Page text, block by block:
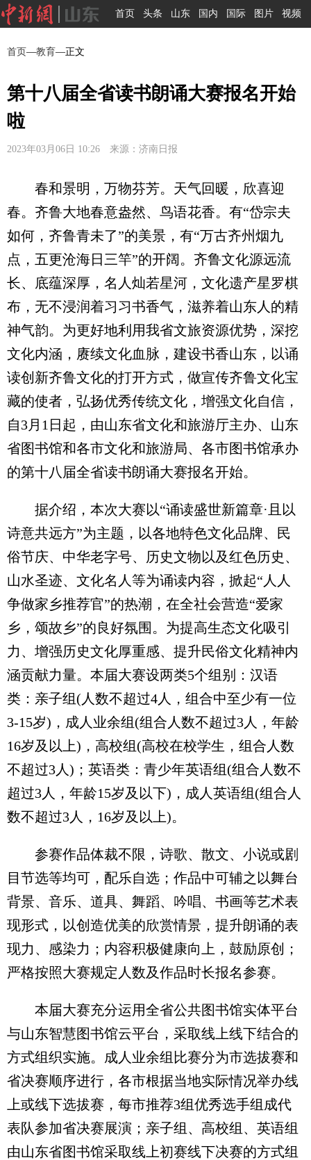
首页 头条 山东 国内 国际 图片 视频
首页—教育—正文
第十八届全省读书朗诵大赛报名开始
啦
2023年03月06日 10:26 来源：济南日报
春和景明，万物芬芳。天气回暖，欣喜迎
春。齐鲁大地春意盎然、鸟语花香。有“岱宗夫
如何，齐鲁青未了”的美景，有“万古齐州烟九
点，五更沧海日三竿”的开阔。齐鲁文化源远流
长、底蕴深厚，名人灿若星河，文化遗产星罗棋
布，无不浸润着习习书香气，滋养着山东人的精
神气韵。为更好地利用我省文旅资源优势，深挖
文化内涵，赓续文化血脉，建设书香山东，以诵
读创新齐鲁文化的打开方式，做宣传齐鲁文化宝
藏的使者，弘扬优秀传统文化，增强文化自信，
自3月1日起，由山东省文化和旅游厅主办、山东
省图书馆和各市文化和旅游局、各市图书馆承办
的第十八届全省读书朗诵大赛报名开始。
据介绍，本次大赛以“诵读盛世新篇章·且以
诗意共远方”为主题，以各地特色文化品牌、民
俗节庆、中华老字号、历史文物以及红色历史、
山水圣迹、文化名人等为诵读内容，掀起“人人
争做家乡推荐官”的热潮，在全社会营造“爱家
乡，颂故乡”的良好氛围。为提高生态文化吸引
力、增强历史文化厚重感、提升民俗文化精神内
涵贡献力量。本届大赛设两类5个组别：汉语
类：亲子组(人数不超过4人，组合中至少有一位
3-15岁)，成人业余组(组合人数不超过3人，年龄
16岁及以上)，高校组(高校在校学生，组合人数
不超过3人)；英语类：青少年英语组(组合人数不
超过3人，年龄15岁及以下)，成人英语组(组合人
数不超过3人，16岁及以上)。
参赛作品体裁不限，诗歌、散文、小说或剧
目节选等均可，配乐自选；作品中可辅之以舞台
背景、音乐、道具、舞蹈、吟唱、书画等艺术表
现形式，以创造优美的欣赏情景，提升朗诵的表
现力、感染力；内容积极健康向上，鼓励原创；
严格按照大赛规定人数及作品时长报名参赛。
本届大赛充分运用全省公共图书馆实体平台
与山东智慧图书馆云平台，采取线上线下结合的
方式组织实施。成人业余组比赛分为市选拔赛和
省决赛顺序进行，各市根据当地实际情况举办线
上或线下选拔赛，每市推荐3组优秀选手组成代
表队参加省决赛展演；亲子组、高校组、英语组
由山东省图书馆采取线上初赛线下决赛的方式组